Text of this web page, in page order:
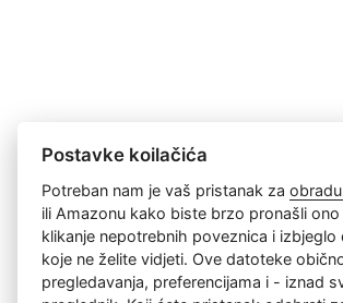
Postavke koilačića
Potreban nam je vaš pristanak za
ili Amazonu kako biste brzo pronašli
klikanje nepotrebnih poveznica i
koje ne želite vidjeti. Ove datoteke
pregledavanja, preferencijama i - iznad